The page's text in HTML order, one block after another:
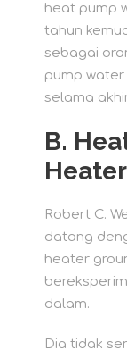
heat pump
tahun
sebagai
pump
selama
B.
Robert C.
datang
heater
dalam.
Dia tidak